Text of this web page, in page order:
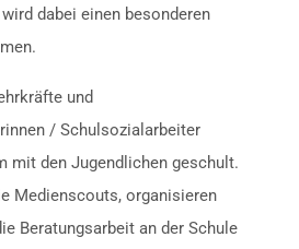
wird dabei einen besonderen
und
/ Schulsozialarbeiter
mit den Jugendlichen geschult.
Medienscouts, organisieren
Beratungsarbeit an der Schule